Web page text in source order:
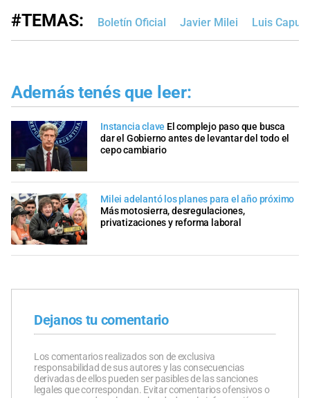
#TEMAS: Boletín Oficial Javier Milei Luis Caputo
Además tenés que leer:
Instancia clave El complejo paso que busca
dar el Gobierno antes de levantar del todo el
cepo cambiario
Milei adelantó los planes para el año próximo
Más motosierra, desregulaciones,
privatizaciones y reforma laboral
Dejanos tu comentario
Los comentarios realizados son de exclusiva
responsabilidad de sus autores y las consecuencias
derivadas de ellos pueden ser pasibles de las sanciones
legales que correspondan. Evitar comentarios ofensivos o